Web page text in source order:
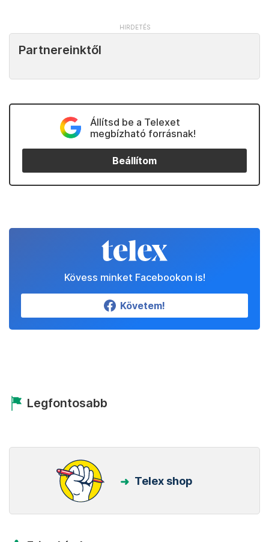
Partnereinktől
Állítsd be a Telexet
megbízható forrásnak!
Beállítom
Kövess minket Facebookon is!
Követem!
Legfontosabb
Telex shop